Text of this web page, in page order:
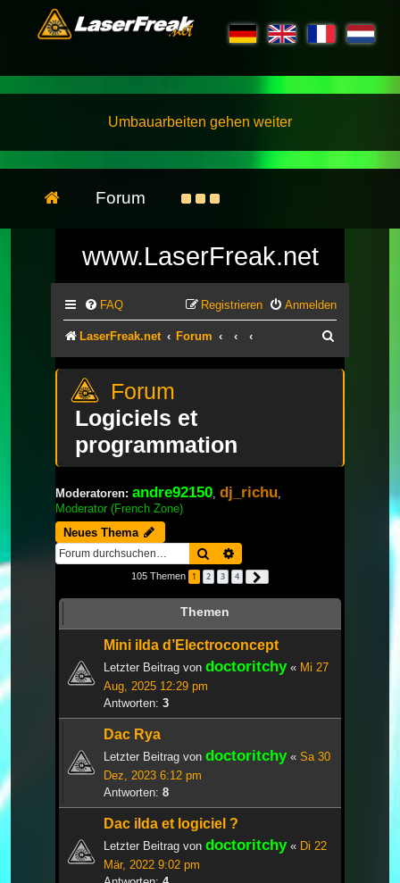
Umbauarbeiten gehen weiter
Forum
www.LaserFreak.net
FAQ Anmelden
Registrieren
LaserFreak.net Forum
Logiciels et
programmation
Moderatoren: andre92150 dj_richu
Moderator (French Zone)
Neues Thema
Suche
105 Themen 1 2 3 4
Themen
Mini ilda d’Electroconcept
Letzter Beitrag von doctoritchy« Mi 27
Aug, 2025 12:29 pm
Antworten: 3
Dac Rya
Letzter Beitrag von doctoritchy« Sa 30
Dez, 2023 6:12 pm
Antworten: 8
Dac ilda et logiciel ?
Letzter Beitrag von doctoritchy« Di 22
Mär, 2022 9:02 pm